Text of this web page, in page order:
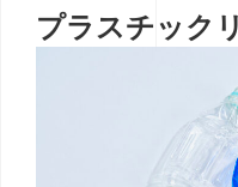
プラスチック